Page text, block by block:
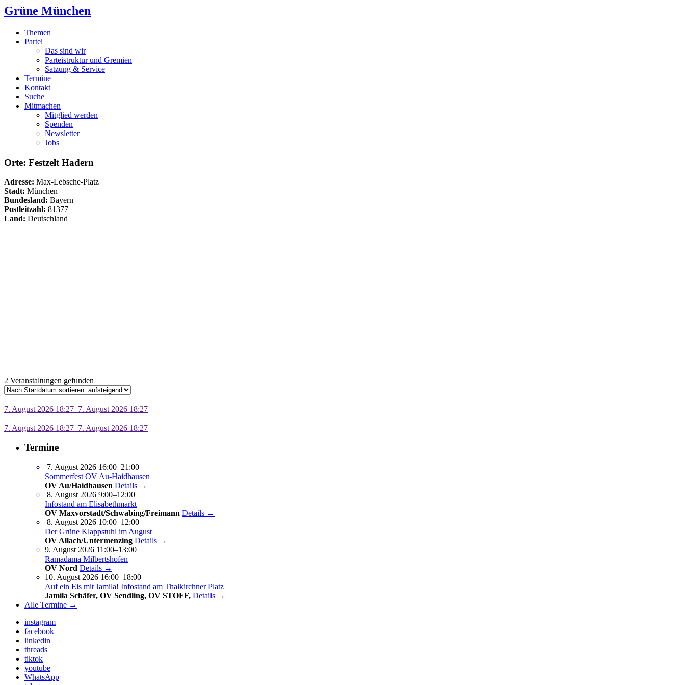
Grüne München
Themen
Partei
Das sind wir
Parteistruktur und Gremien
Satzung & Service
Termine
Kontakt
Suche
Mitmachen
Mitglied werden
Spenden
Newsletter
Jobs
Orte: Festzelt Hadern
Adresse: Max-Lebsche-Platz
Stadt: München
Bundesland: Bayern
Postleitzahl: 81377
Land: Deutschland
2 Veranstaltungen gefunden
7. August 2026 18:27–7. August 2026 18:27
7. August 2026 18:27–7. August 2026 18:27
Termine
7. August 2026 16:00–21:00
Sommerfest OV Au-Haidhausen
OV Au/Haidhausen Details →
8. August 2026 9:00–12:00
Infostand am Elisabethmarkt
OV Maxvorstadt/Schwabing/Freimann Details →
8. August 2026 10:00–12:00
Der Grüne Klappstuhl im August
OV Allach/Untermenzing Details →
9. August 2026 11:00–13:00
Ramadama Milbertshofen
OV Nord Details →
10. August 2026 16:00–18:00
Auf ein Eis mit Jamila! Infostand am Thalkirchner Platz
Jamila Schäfer, OV Sendling, OV STOFF, Details →
Alle Termine →
instagram
facebook
linkedin
threads
tiktok
youtube
WhatsApp